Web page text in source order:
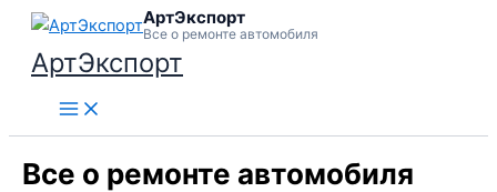
Перейти
содержимому
АртЭкспорт
Все о ремонте автомобиля
АртЭкспорт
Все о ремонте автомобиля